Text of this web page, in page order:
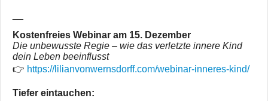
Kostenfreies Webinar am 15. Dezember
Die unbewusste Regie – wie das verletzte innere Kind
dein Leben beeinflusst
👉 https://lilianvonwernsdorff.com/webinar-inneres-kind/
Tiefer eintauchen: